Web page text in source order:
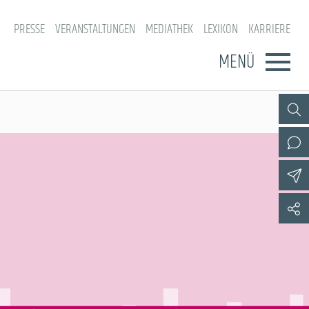
PRESSE VERANSTALTUNGEN MEDIATHEK LEXIKON KARRIERE
MENÜ